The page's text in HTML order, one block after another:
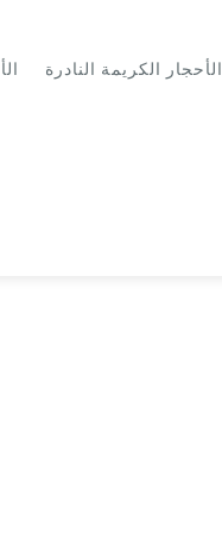
الأحجار الكريمة النادرة